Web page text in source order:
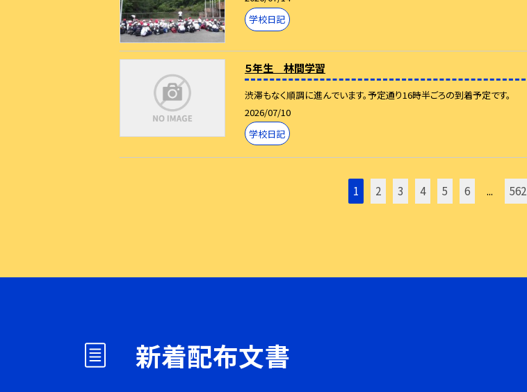
学校日記
５年生 林間学習
渋滞もなく順調に進んでいます。予定通り16時半ごろの到着予定です。
2026/07/10
学校日記
1 2 3 4 5 6 ... 562
新着配布文書